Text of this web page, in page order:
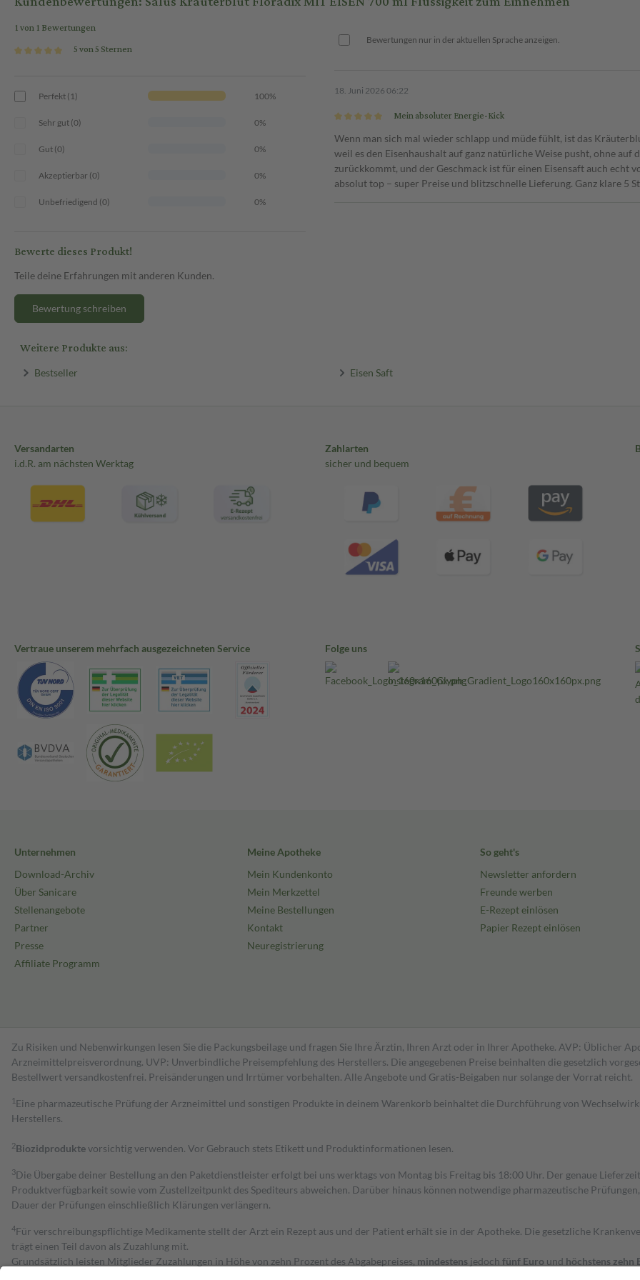
erfolgt idealerweise gekühlt und etwa eine halbe Stunde vor den Mahlzeiten. Vor Gebrauch sollte die
Flasche gut geschüttelt werden. Bei Fragen zur Dauer der Anwendung sollte ein Arzt oder Apotheker
1 von 1 Bewertungen
5 von 5 Sternen
Perfekt (1) 100%
Sehr gut (0) 0%
Gut (0) 0%
Akzeptierbar (0) 0%
Unbefriedigend (0) 0%
Bewerte dieses Produkt!
Teile deine Erfahrungen mit anderen Kunden.
Bewertung schreiben
Bewertungen nur in der aktuellen Sprache anzeigen.
18. Juni 2026 06:22
Mein absoluter Energie-Kick
Wenn man sich mal wieder schlapp und müde fühlt, ist das
weil es den Eisenhaushalt auf ganz natürliche Weise pusht, ohne
zurückkommt, und der Geschmack ist für einen Eisensaft auch echt
absolut top – super Preise und blitzschnelle Lieferung. Ganz klare 5
Weitere Produkte aus:
Bestseller Eisen Saft
Versandarten
i.d.R. am nächsten Werktag
Zahlarten
sicher und bequem
Vertraue unserem mehrfach ausgezeichneten Service Folge uns
Unternehmen
Download-Archiv
Über Sanicare
Stellenangebote
Partner
Presse
Affiliate Programm
Meine Apotheke
Mein Kundenkonto
Mein Merkzettel
Meine Bestellungen
Kontakt
Neuregistrierung
So geht's
Newsletter anfordern
Freunde werben
E-Rezept einlösen
Papier Rezept einlösen
Zu Risiken und Nebenwirkungen lesen Sie die Packungsbeilage und fragen Sie Ihre Ärztin, Ihren Arzt oder in Ihrer Apotheke. AVP: Üblicher
Arzneimittelpreisverordnung. UVP: Unverbindliche Preisempfehlung des Herstellers. Die angegebenen Preise beinhalten die gesetzlich
Bestell­wert versand­kosten­frei. Preisänderungen und Irrtümer vorbehalten. Alle Angebote und Gratis-Beigaben nur solange der Vorrat reicht.
1 Eine pharmazeutische Prüfung der Arzneimittel und sonstigen Produkte in deinem Warenkorb beinhaltet die Durchführung von
Herstellers.
2Biozidproduktevorsichtig verwenden. Vor Gebrauch stets Etikett und Produktinformationen lesen.
3Die Übergabe deiner Bestellung an den Paketdienstleister erfolgt bei uns werktags von Montag bis Freitag bis 18:00 Uhr. Der genaue
Produktverfügbarkeit sowie vom Zustellzeitpunkt des Spediteurs abweichen. Darüber hinaus können notwendige pharmazeutische
Dauer der Prüfungen einschließlich Klärungen verlängern.
4Für verschreibungspflichtige Medikamente stellt der Arzt ein Rezept aus und der Patient erhält sie in der Apotheke. Die gesetzliche
trägt einen Teil davon als Zuzahlung mit.
Grundsätzlich leisten Mitglieder Zuzahlungen in Höhe von zehn Prozent des Abgabepreises, mindestens jedoch fünf Euro und höchstens zehn